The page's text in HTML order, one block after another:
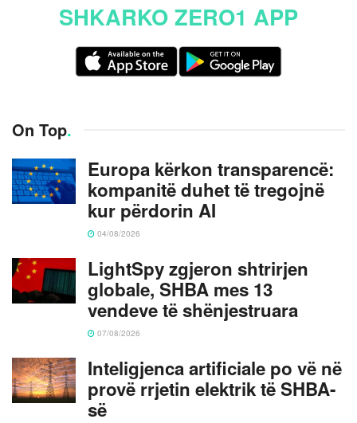
SHKARKO ZERO1 APP
On Top.
Europa kërkon transparencë:
kompanitë duhet të tregojnë
kur përdorin AI
04/08/2026
LightSpy zgjeron shtrirjen
globale, SHBA mes 13
vendeve të shënjestruara
07/08/2026
Inteligjenca artificiale po vë në
provë rrjetin elektrik të SHBA-
së